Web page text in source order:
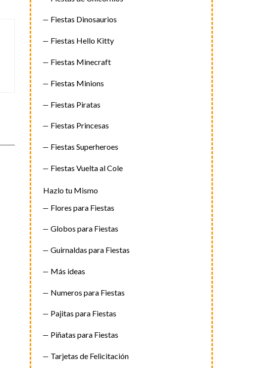
Fiestas Dinosaurios
Fiestas Hello Kitty
Fiestas Minecraft
Fiestas Minions
Fiestas Piratas
Fiestas Princesas
Fiestas Superheroes
Fiestas Vuelta al Cole
Hazlo tu Mismo
Flores para Fiestas
Globos para Fiestas
Guirnaldas para Fiestas
Más ideas
Numeros para Fiestas
Pajitas para Fiestas
Piñatas para Fiestas
Tarjetas de Felicitación